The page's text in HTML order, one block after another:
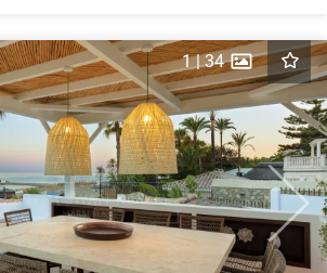
Next
1|34